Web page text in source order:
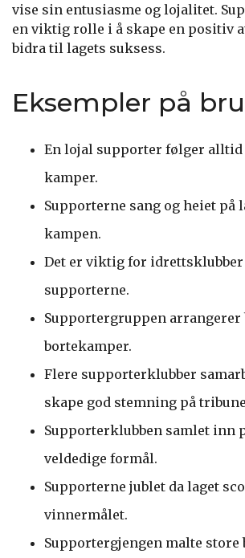
vise sin entusiasme og lojalitet.
en viktig rolle i å skape en positiv
bidra til lagets suksess.
Eksempler på
En lojal supporter følger alltid
kamper.
Supporterne sang og heiet på
kampen.
Det er viktig for idrettsklubber
supporterne.
Supportergruppen
bortekamper.
Flere supporterklubber
skape god stemning på
Supporterklubben samlet inn
veldedige formål.
Supporterne jublet da laget
vinnermålet.
Supportergjengen malte store